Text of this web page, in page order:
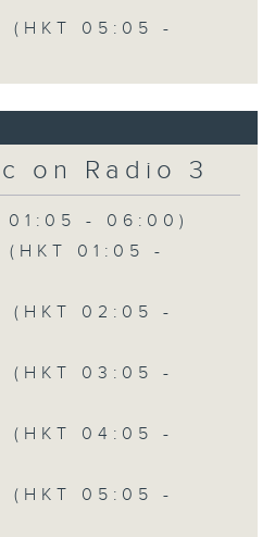
(HKT 05:05 -
on Radio 3
01:05 - 06:00)
(HKT 01:05 -
(HKT 02:05 -
(HKT 03:05 -
(HKT 04:05 -
(HKT 05:05 -